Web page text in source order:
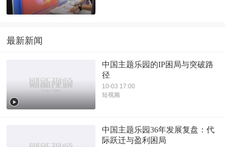
最新新闻
中国主题乐园的IP困局与突破路
径
10-03 17:00
短视频
中国主题乐园36年发展复盘：代
际跃迁与盈利困局